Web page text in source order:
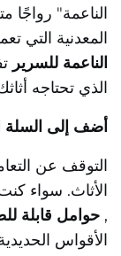
الناعمة" رواجًا
المعدنية التي
الناعمة للسرير
الذي تحتاجه
أضف إلى السلة
التوقف عن
الأثاث. سواء
, حوامل قابلة
الأقواس